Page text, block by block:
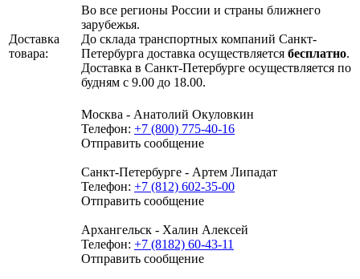
Доставка
товара:
Во все регионы России и страны ближнего
зарубежья.
До склада транспортных компаний Санкт-
Петербурга доставка осуществляется бесплатно.
Доставка в Санкт-Петербурге осуществляется по
будням с 9.00 до 18.00.
Москва - Анатолий Окуловкин
Телефон: +7 (800) 775-40-16
Отправить сообщение
Санкт-Петербурге - Артем Липадат
Телефон: +7 (812) 602-35-00
Отправить сообщение
Архангельск - Халин Алексей
Телефон: +7 (8182) 60-43-11
Отправить сообщение